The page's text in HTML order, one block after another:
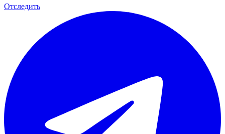
Отследить